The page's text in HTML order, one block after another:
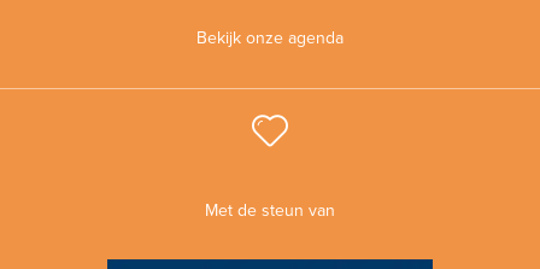
Bekijk onze agenda
Met de steun van